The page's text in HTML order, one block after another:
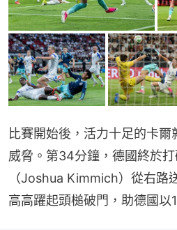
比賽開始後，活力十足的卡
威脅。第34分鐘，德國終於
（Joshua Kimmich）從右路
高高躍起頭槌破門，助德國以